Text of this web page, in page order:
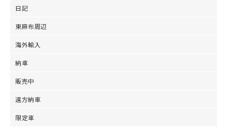
日記
東麻布周辺
海外輸入
納車
販売中
遠方納車
限定車